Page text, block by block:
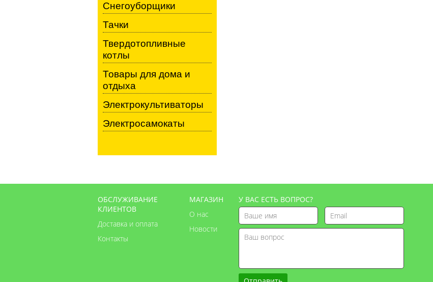
Снегоуборщики
Тачки
Твердотопливные
котлы
Товары для дома и
отдыха
Электрокультиваторы
Электросамокаты
ОБСЛУЖИВАНИЕ
КЛИЕНТОВ
Доставка и оплата
Контакты
МАГАЗИН
О нас
Новости
У ВАС ЕСТЬ ВОПРОС?